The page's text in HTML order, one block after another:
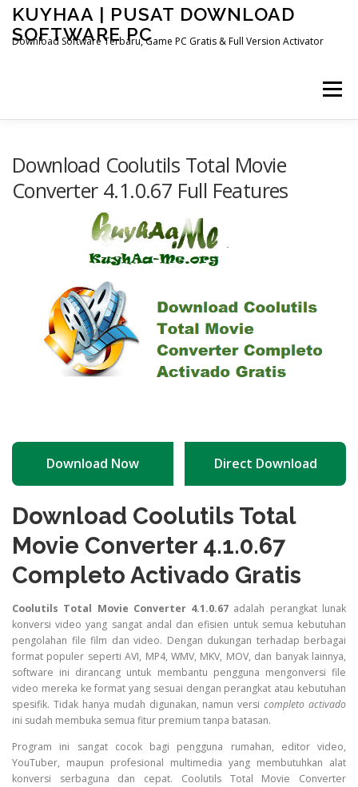
Skip
content
KUYHAA | PUSAT DOWNLOAD
SOFTWARE PC
Download Software Terbaru, Game PC Gratis & Full Version Activator
Menu
OTHER PAGES
Download Coolutils Total Movie
Converter 4.1.0.67 Full Features
Download Now Direct Download
Download Coolutils Total
Movie Converter 4.1.0.67
Completo Activado Gratis
Coolutils Total Movie Converter 4.1.0.67 adalah perangkat lunak
konversi video yang sangat andal dan efisien untuk semua kebutuhan
pengolahan file film dan video. Dengan dukungan terhadap berbagai
format populer seperti AVI, MP4, WMV, MKV, MOV, dan banyak lainnya,
software ini dirancang untuk membantu pengguna mengonversi file
video mereka ke format yang sesuai dengan perangkat atau kebutuhan
spesifik. Tidak hanya mudah digunakan, namun versicompleto activado
ini sudah membuka semua fitur premium tanpa batasan.
Program ini sangat cocok bagi pengguna rumahan, editor video,
YouTuber, maupun profesional multimedia yang membutuhkan alat
konversi serbaguna dan cepat. Coolutils Total Movie Converter